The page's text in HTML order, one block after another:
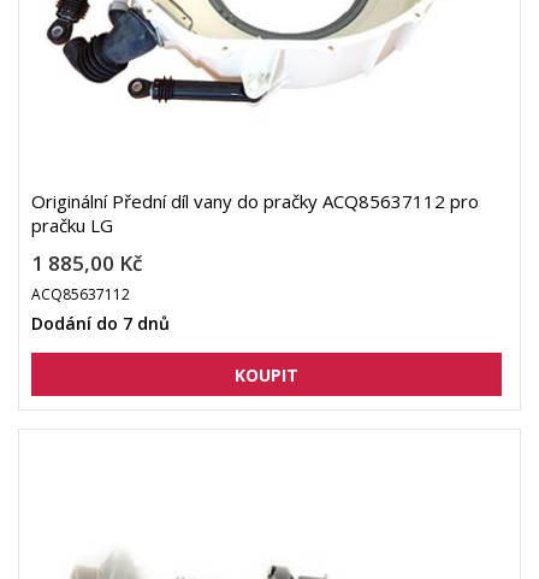
Originální Přední díl vany do pračky ACQ85637112 pro
pračku LG
1 885,00 Kč
ACQ85637112
Dodání do 7 dnů